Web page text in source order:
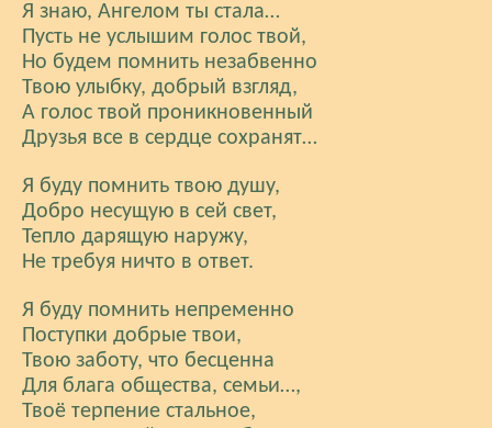
Я знаю, Ангелом ты стала…
Пусть не услышим голос твой,
Но будем помнить незабвенно
Твою улыбку, добрый взгляд,
А голос твой проникновенный
Друзья все в сердце сохранят…
Я буду помнить твою душу,
Добро несущую в сей свет,
Тепло дарящую наружу,
Не требуя ничто в ответ.
Я буду помнить непременно
Поступки добрые твои,
Твою заботу, что бесценна
Для блага общества, семьи…,
Твоё терпение стальное,